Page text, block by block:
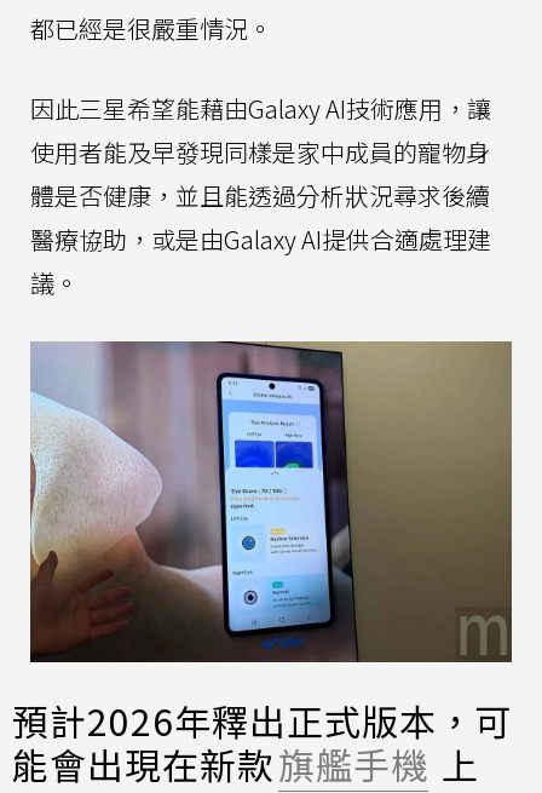
都已經是很嚴重情況。
因此三星希望能藉由Galaxy AI技術應用，讓
使用者能及早發現同樣是家中成員的寵物身
體是否健康，並且能透過分析狀況尋求後續
醫療協助，或是由Galaxy AI提供合適處理建
議。
預計2026年釋出正式版本，可
能會出現在新款旗艦手機 上